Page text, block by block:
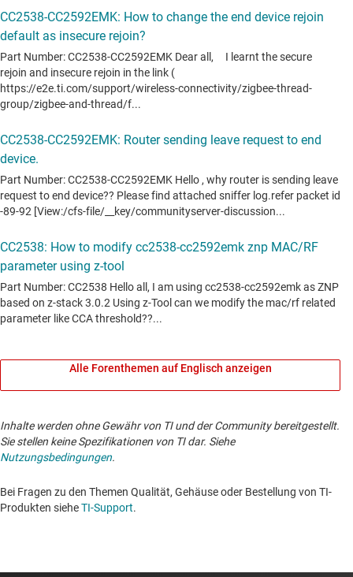
Alle Forenthemen auf Englisch anzeigen
Inhalte werden ohne Gewähr von TI und der Community bereitgestellt.
Sie stellen keine Spezifikationen von TI dar. Siehe
Nutzungsbedingungen.
Bei Fragen zu den Themen Qualität, Gehäuse oder Bestellung von TI-
Produkten sieheTI-Support.